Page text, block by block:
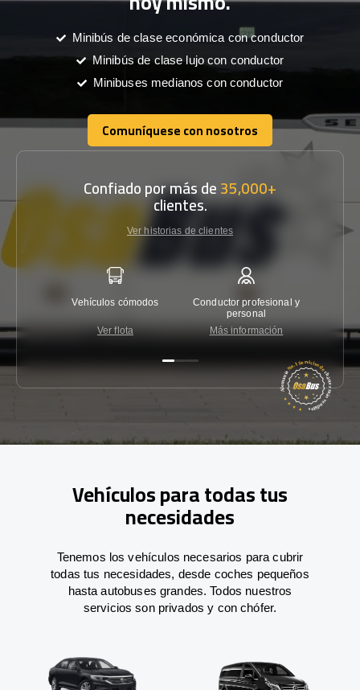
Minibús de clase económica con conductor
Minibús de clase lujo con conductor
Minibuses medianos con conductor
Comuníquese con nosotros
Comuníquese con nosotros
Confiado por más de35,000+
clientes.
Ver historias de clientes
Vehículos cómodos
Ver flota
Conductor profesional y
personal
Más información
Vehículos para todas tus
necesidades
Tenemos los vehículos necesarios para cubrir
todas tus necesidades, desde coches pequeños
hasta autobuses grandes. Todos nuestros
servicios son privados y con chófer.